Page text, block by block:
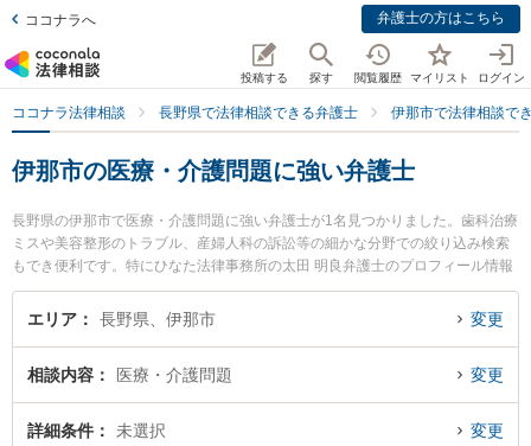
ココナラへ 弁護士の方はこちら
投稿する 探す 閲覧履歴 マイリスト ログイン
ココナラ法律相談 長野県で法律相談できる弁護士 伊那市で法律相談で
伊那市の医療・介護問題に強い弁護士
長野県の伊那市で医療・介護問題に強い弁護士が1名見つかりました。歯科治療
ミスや美容整形のトラブル、産婦人科の訴訟等の細かな分野での絞り込み検索
もでき便利です。特にひなた法律事務所の太田 明良弁護士のプロフィール情報
や弁護士費用、強みなどが注目されています。『伊那市で土日や夜間に発生し
た医療・介護問題のトラブルを今すぐに弁護士に相談したい』『医療・介護問
お困りの相談者さんにおすすめです。
エリア 長野県、伊那市 変更
相談内容 医療・介護問題 変更
詳細条件 未選択 変更